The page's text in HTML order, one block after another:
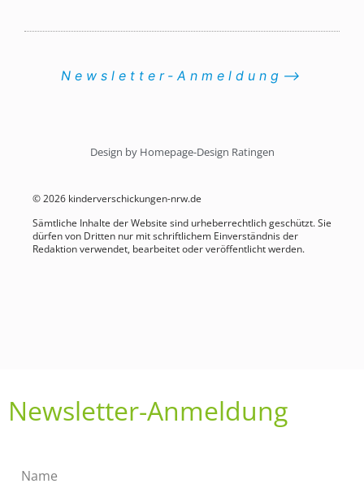
Newsletter-Anmeldung⟶
Design by Homepage-Design Ratingen
© 2026 kinderverschickungen-nrw.de
Sämtliche Inhalte der Website sind urheberrechtlich geschützt. Sie
dürfen von Dritten nur mit schriftlichem Einverständnis der
Redaktion verwendet, bearbeitet oder veröffentlicht werden.
Newsletter-Anmeldung